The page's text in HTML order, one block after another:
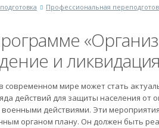
Профессиональная
и
современном мире может стать
действий для защиты населения от
действиями. Эти
органом плану. Он должен быть